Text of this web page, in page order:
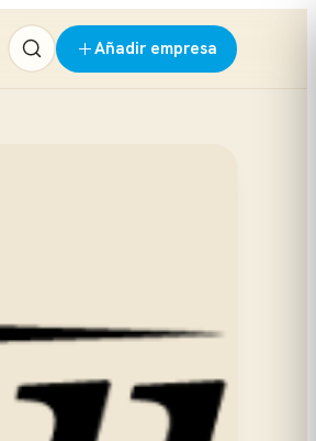
Añadir empresa